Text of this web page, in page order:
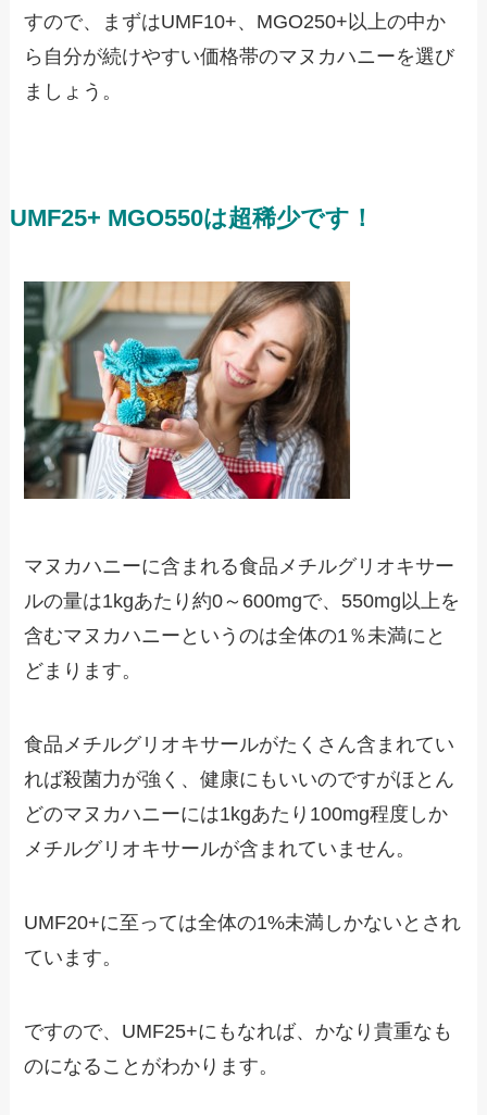
すので、まずはUMF10+、MGO250+以上の中か
ら自分が続けやすい価格帯のマヌカハニーを選び
ましょう。
UMF25+ MGO550は超稀少です！
マヌカハニーに含まれる食品メチルグリオキサー
ルの量は1kgあたり約0～600mgで、550mg以上を
含むマヌカハニーというのは全体の1％未満にと
どまります。
食品メチルグリオキサールがたくさん含まれてい
れば殺菌力が強く、健康にもいいのですがほとん
どのマヌカハニーには1kgあたり100mg程度しか
メチルグリオキサールが含まれていません。
UMF20+に至っては全体の1%未満しかないとされ
ています。
ですので、UMF25+にもなれば、かなり貴重なも
のになることがわかります。